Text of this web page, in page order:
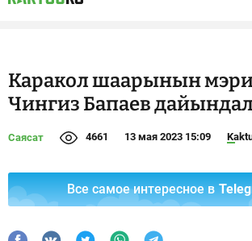
Каракол шаарынын
Чингиз Бапаев
Саясат 4661 13 мая 2023 15:09
Все самое интересное в